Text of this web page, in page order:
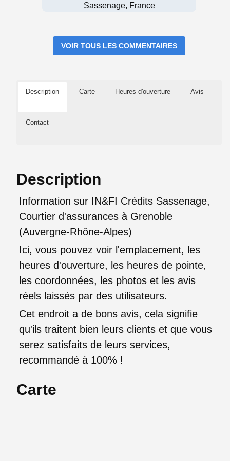
Sassenage, France
VOIR TOUS LES COMMENTAIRES
Description Carte Heures d'ouverture Avis
Contact
Description
Information sur IN&FI Crédits Sassenage,
Courtier d'assurances à Grenoble
(Auvergne-Rhône-Alpes)
Ici, vous pouvez voir l'emplacement, les
heures d'ouverture, les heures de pointe,
les coordonnées, les photos et les avis
réels laissés par des utilisateurs.
Cet endroit a de bons avis, cela signifie
qu'ils traitent bien leurs clients et que vous
serez satisfaits de leurs services,
recommandé à 100% !
Carte